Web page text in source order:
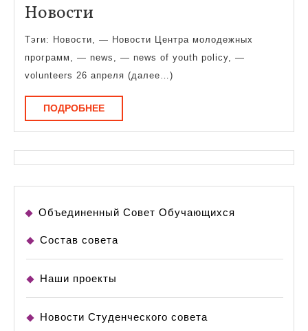
Новости
Тэги: Новости, — Новости Центра молодежных
программ, — news, — news of youth policy, —
volunteers 26 апреля (далее…)
ПОДРОБНЕЕПОДРОБНЕЕ
Объединенный Совет Обучающихся
Состав совета
Наши проекты
Новости Студенческого совета